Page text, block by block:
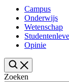
Campus
Onderwijs
Wetenschap
Opinie
Zoeken